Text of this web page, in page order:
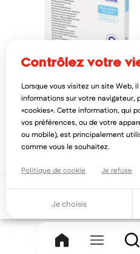
PAUL HARTMANN
hartmann hydrofilm pansement
transparent 10x12,5cm
26,04€
20,83€
AJOUTER AU PANIER
contrôlez votre
Lorsque vous visitez un site Web,
informations sur votre navigateur,
«cookies». Cette information, qui
vos préférences, ou de votre
ou mobile), est principalement
comme vous le souhaitez.
Politique de cookie Je refuse
Je choisis